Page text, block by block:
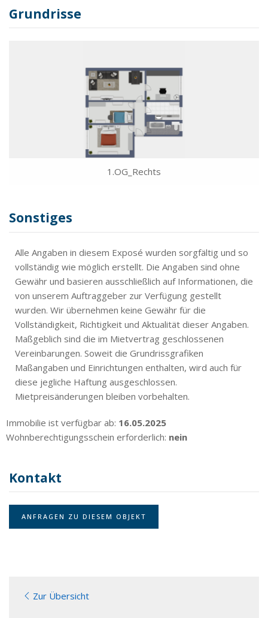
Grundrisse
1.OG_Rechts
Sonstiges
Alle Angaben in diesem Exposé wurden sorgfältig und so
vollständig wie möglich erstellt. Die Angaben sind ohne
Gewähr und basieren ausschließlich auf Informationen, die
von unserem Auftraggeber zur Verfügung gestellt
wurden. Wir übernehmen keine Gewähr für die
Vollständigkeit, Richtigkeit und Aktualität dieser Angaben.
Maßgeblich sind die im Mietvertrag geschlossenen
Vereinbarungen. Soweit die Grundrissgrafiken
Maßangaben und Einrichtungen enthalten, wird auch für
diese jegliche Haftung ausgeschlossen.
Mietpreisänderungen bleiben vorbehalten.
Immobilie ist verfügbar ab: 16.05.2025
Wohnberechtigungsschein erforderlich: nein
Kontakt
ANFRAGEN ZU DIESEM OBJEKT
Zur Übersicht